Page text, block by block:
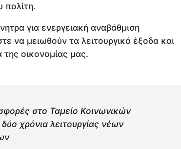
πολίτη.
για ενεργειακή αναβάθμιση
να μειωθούν τα λειτουργικά έξοδα και
της οικονομίας μας.
στο Ταμείο Κοινωνικών
χρόνια λειτουργίας νέων